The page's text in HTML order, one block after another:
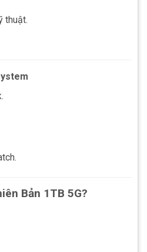
thuật.
Bản 1TB 5G?